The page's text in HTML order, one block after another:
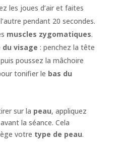
les joues d’air et faites
pendant 20 secondes.
muscles zygomatiques.
du visage : penchez la tête
poussez la mâchoire
tonifier le bas du
sur la peau, appliquez
avant la séance. Cela
votre type de peau.